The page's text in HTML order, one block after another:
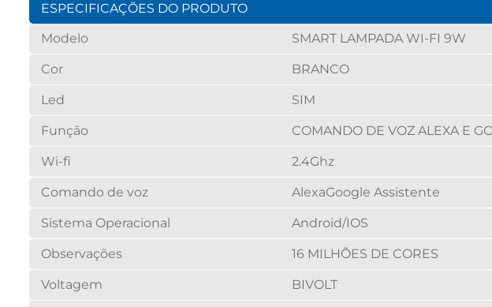
ESPECIFICAÇÕES DO PRODUTO
Modelo
SMART LAMPADA WI-FI 9W
Cor BRANCO
Led SIM
Função COMANDO DE VOZ ALEXA E
Wi-fi 2.4Ghz
Comando de voz AlexaGoogle Assistente
Sistema Operacional Android/IOS
Observações 16 MILHÕES DE CORES
Voltagem BIVOLT